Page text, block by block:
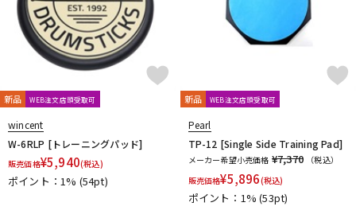
新品 WEB注文店頭受取可
wincent
W-6RLP [トレーニングパッド]
販売価格¥5,940(税込)
ポイント：1% (54pt)
新品 WEB注文店頭受取可
Pearl
TP-12 [Single Side Training Pad]
メーカー希望小売価格 ¥7,370
（税込）
販売価格¥5,896(税込)
ポイント：1%(53pt)